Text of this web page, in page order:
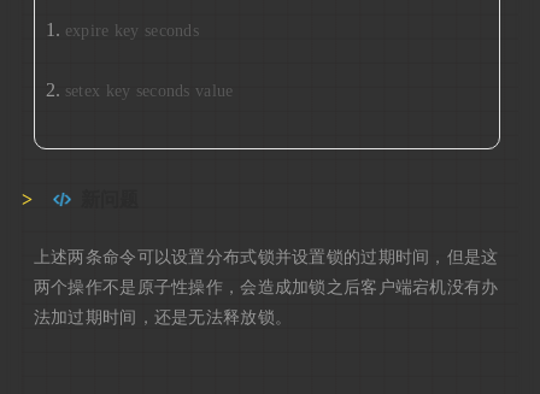
expire key seconds
setex key seconds value
上述两条命令可以设置分布式锁并设置锁的过期时间，但是这
两个操作不是原子性操作，会造成加锁之后客户端宕机没有办
法加过期时间，还是无法释放锁。